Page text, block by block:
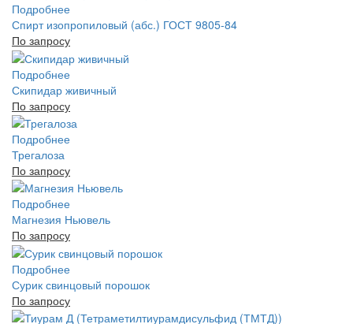
Подробнее
Спирт изопропиловый (абс.) ГОСТ 9805-84
По запросу
Подробнее
Скипидар живичный
По запросу
Подробнее
Трегалоза
По запросу
Подробнее
Магнезия Ньювель
По запросу
Подробнее
Сурик свинцовый порошок
По запросу